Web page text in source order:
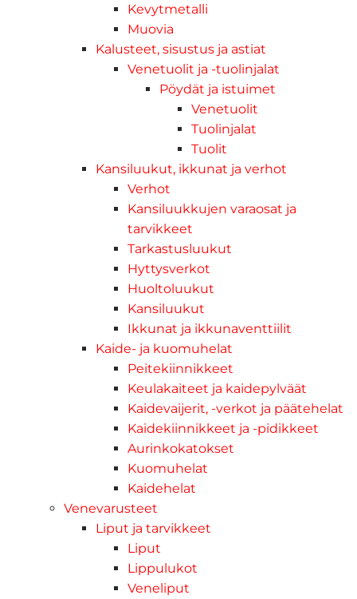
Kevytmetalli
Muovia
Kalusteet, sisustus ja astiat
Venetuolit ja -tuolinjalat
Pöydät ja istuimet
Venetuolit
Tuolinjalat
Tuolit
Kansiluukut, ikkunat ja verhot
Verhot
Kansiluukkujen varaosat ja
tarvikkeet
Tarkastusluukut
Hyttysverkot
Huoltoluukut
Kansiluukut
Ikkunat ja ikkunaventtiilit
Kaide- ja kuomuhelat
Peitekiinnikkeet
Keulakaiteet ja kaidepylväät
Kaidevaijerit, -verkot ja päätehelat
Kaidekiinnikkeet ja -pidikkeet
Aurinkokatokset
Kuomuhelat
Kaidehelat
Venevarusteet
Liput ja tarvikkeet
Liput
Lippulukot
Veneliput